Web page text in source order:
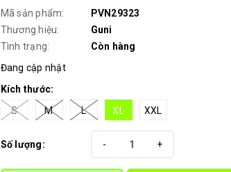
Mã sản phẩm:
PVN29323
Thương hiệu:
Guni
Tình trạng:
Còn hàng
Đang cập nhật
Kích thước:
S
M L XL XXL
Số lượng: +
-